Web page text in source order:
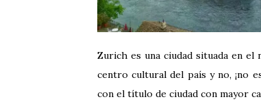
Zurich es una ciudad situada en
centro cultural del país y no, ¡no
con el título de ciudad con mayor